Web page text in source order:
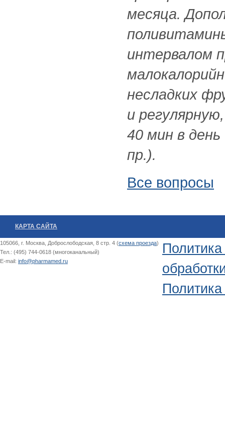
месяца.
интервалом
несладких
и
40 мин в
пр.).
Все вопросы
КАРТА САЙТА
105066, г. Москва, Доброслободская, 8 стр. 4 (схема проезда)
Тел.: (495) 744-0618 (многоканальный)
E-mail: info@pharmamed.ru